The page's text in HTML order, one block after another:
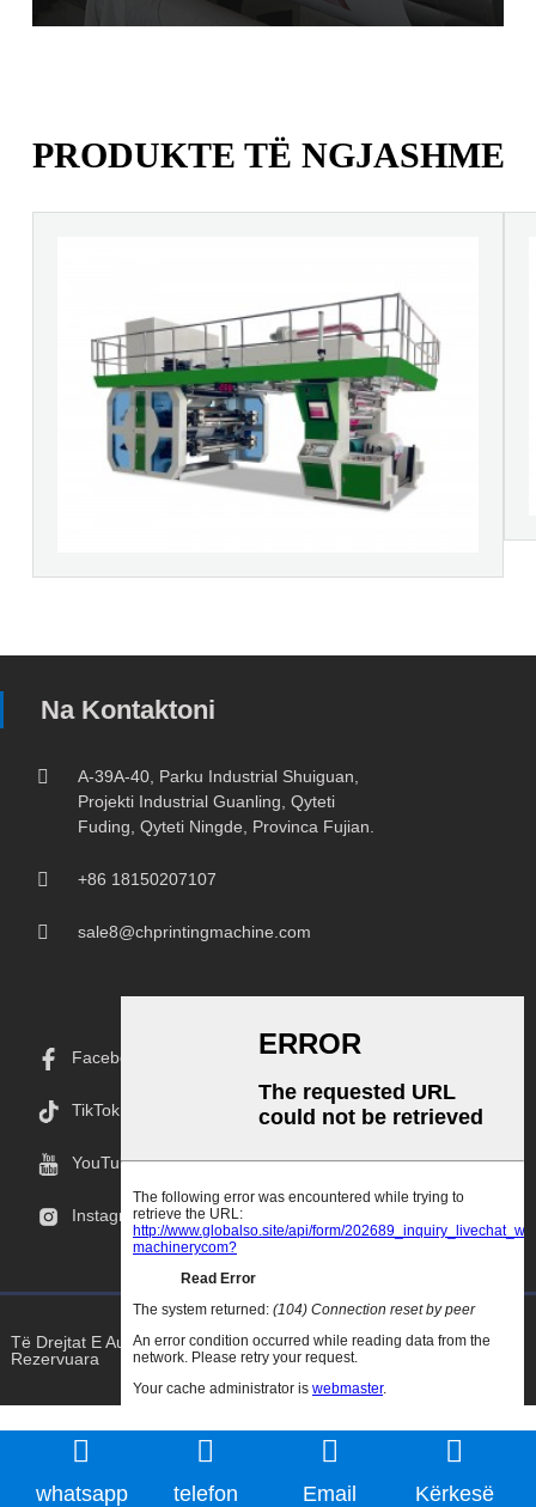
PRODUKTE TË NGJASHME
Na Kontaktoni
A-39A-40, Parku Industrial Shuiguan,
Projekti Industrial Guanling, Qyteti
Fuding, Qyteti Ningde, Provinca Fujian.
+86 18150207107
sale8@chprintingmachine.com
Facebook
TikTok
YouTube
Instagram
Të Drejtat E Autorit © 2025 Goodao.Cn Të Gjitha Të Drejtat E
Rezervuara
whatsapp telefon Email Kërkesë